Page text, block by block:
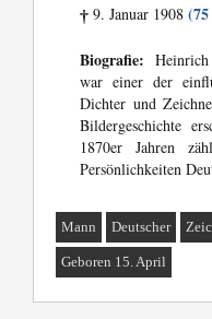
† 9. Januar 1908
Biografie:
war einer der
Dichter und
Bildergeschichte
1870er Jahren
Persönlichkeiten
Mann Deutscher
Geboren 15. April